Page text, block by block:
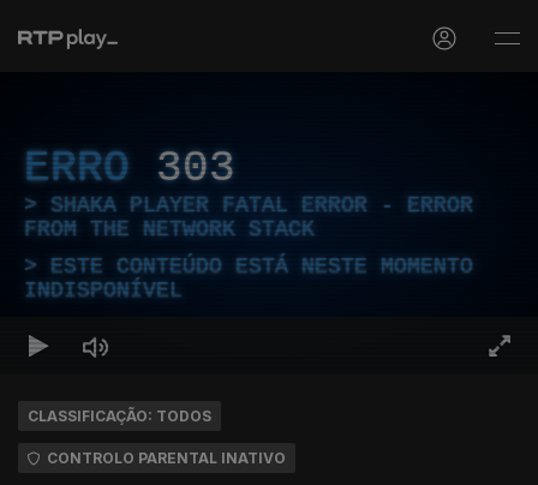
ERRO 303
SHAKA PLAYER FATAL ERROR - ERROR
FROM THE NETWORK STACK
ESTE CONTEÚDO ESTÁ NESTE MOMENTO
INDISPONÍVEL
CLASSIFICAÇÃO: TODOS
CONTROLO PARENTAL INATIVO